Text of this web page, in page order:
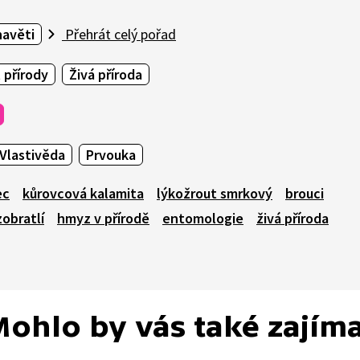
Přehrát celý pořad
přírody Živá příroda
Prvouka
kůrovcová kalamita lýkožrout smrkový
brouci
hmyz v přírodě entomologie živá příroda
by vás také